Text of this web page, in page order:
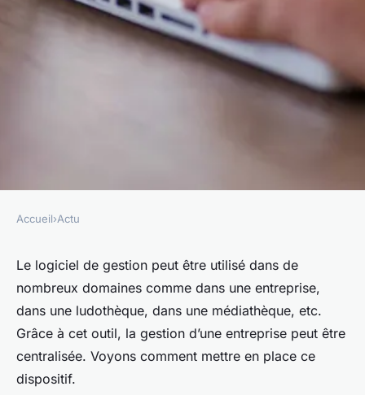
La mise en place d'un logiciel
de gestion dans une entreprise
giselle• 21 juin 2023 •3 min de lecture
Accueil›Actu
Le logiciel de gestion peut être utilisé dans de
nombreux domaines comme dans une entreprise,
dans une ludothèque, dans une médiathèque, etc.
Grâce à cet outil, la gestion d’une entreprise peut être
centralisée. Voyons comment mettre en place ce
dispositif.